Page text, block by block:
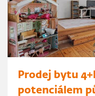
Prodej bytu
potenciálem